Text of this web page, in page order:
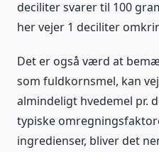
deciliter svarer til 100
her vejer 1 deciliter
Det er også værd at
som fuldkornsmel, kan
almindeligt hvedemel pr.
typiske
ingredienser, bliver det